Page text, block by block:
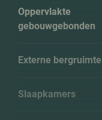
Oppervlakte
gebouwgebonden
Externe bergruimte
Slaapkamers